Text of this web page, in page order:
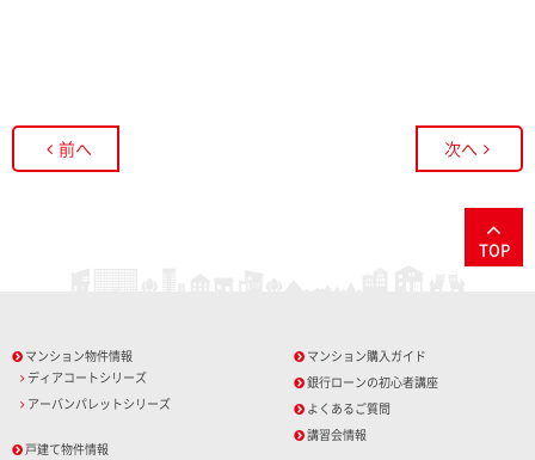
次へ
前へ
TOP
マンション物件情報
ディアコートシリーズ
アーバンパレットシリーズ
戸建て物件情報
マンション購入ガイド
銀行ローンの初心者講座
よくあるご質問
講習会情報